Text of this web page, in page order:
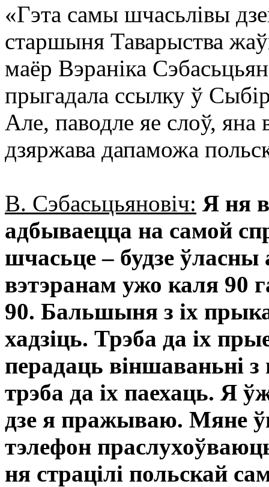
«Гэта самы шчасьлівы
старшыня Таварыства
маёр Вэраніка
прыгадала ссылку ў
Але, паводле яе слоў, яна
дзяржава дапаможа
В. Сэбасьцьяновіч: Я ня
адбываецца на самой
шчасьце – будзе
вэтэранам ужо каля 90
90. Бальшыня з іх
хадзіць. Трэба да іх
перадаць віншаваньні
трэба да іх паехаць. Я
дзе я пражываю. Мяне
тэлефон
ня страцілі польскай